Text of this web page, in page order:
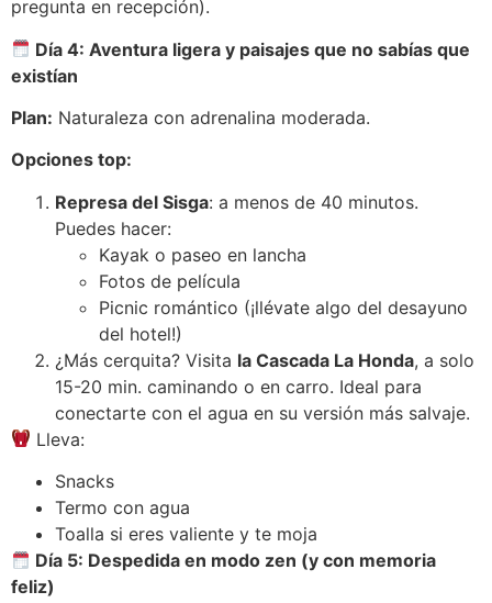
pregunta en recepción).
Día 4: Aventura ligera y paisajes que no sabías que
existían
Plan: Naturaleza con adrenalina moderada.
Opciones top:
Represa del Sisga: a menos de 40 minutos.
Puedes hacer:
Kayak o paseo en lancha
Fotos de película
Picnic romántico (¡llévate algo del desayuno
del hotel!)
¿Más cerquita? Visita la Cascada La Honda, a solo
15-20 min. caminando o en carro. Ideal para
conectarte con el agua en su versión más salvaje.
Lleva:
Snacks
Termo con agua
Toalla si eres valiente y te moja
Día 5: Despedida en modo zen (y con memoria
feliz)